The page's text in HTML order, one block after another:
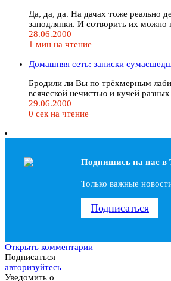
Да, да, да. На дачах тоже реально
заподлянки. И сотворить их можно
28.06.2000
1 мин на чтение
Домашняя сеть: записки
Бродили ли Вы по трёхмерным
всяческой нечистью и кучей
29.06.2000
0 сек на чтение
Подпишись на наc в
Только важные
Подписаться
Открыть комментарии
Подписаться
авторизуйтесь
Уведомить о